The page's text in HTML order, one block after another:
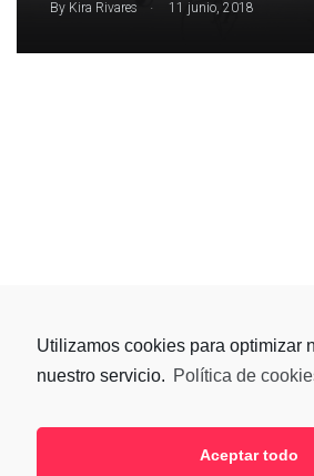
Utilizamos cookies para optimizar
nuestro servicio. Política de
Aceptar todo
By Kira Rivares . 11 junio, 2018